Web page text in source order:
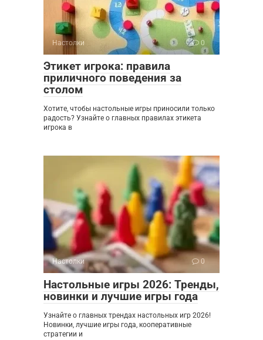
Настолки 0
Этикет игрока: правила
приличного поведения за
столом
Хотите, чтобы настольные игры приносили только
радость? Узнайте о главных правилах этикета
игрока в
Настолки 0
Настольные игры 2026: Тренды,
новинки и лучшие игры года
Узнайте о главных трендах настольных игр 2026!
Новинки, лучшие игры года, кооперативные
стратегии и